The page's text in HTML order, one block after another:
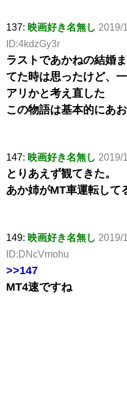
137: 映画好き名無し 2019/
ID:4kdzGy3r
ラストであかねの結婚
てた時は思ったけど、
アリかと考え直した
この物語は基本的にあ
147: 映画好き名無し 2019/
とりあえず観てきた。
あか姉がMT車運転して
149: 映画好き名無し 2019/
ID:DNcVmohu
>>147
MT4速ですね